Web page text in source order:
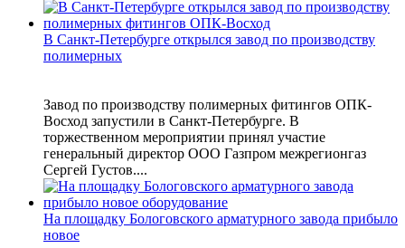
В Санкт-Петербурге открылся завод по производству
полимерных
Завод по производству полимерных фитингов ОПК-
Восход запустили в Санкт-Петербурге. В
торжественном мероприятии принял участие
генеральный директор ООО Газпром межрегионгаз
Сергей Густов....
На площадку Бологовского арматурного завода прибыло
новое